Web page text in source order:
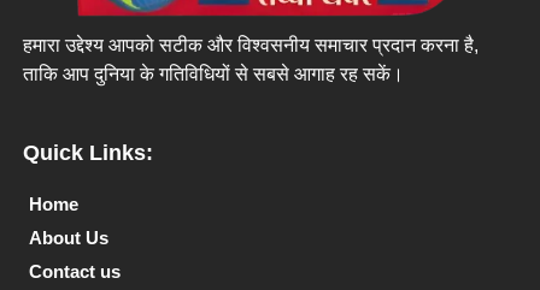
हमारा उद्देश्य आपको सटीक और विश्वसनीय समाचार प्रदान करना है,
ताकि आप दुनिया के गतिविधियों से सबसे आगाह रह सकें।
Quick Links:
Home
About Us
Contact us